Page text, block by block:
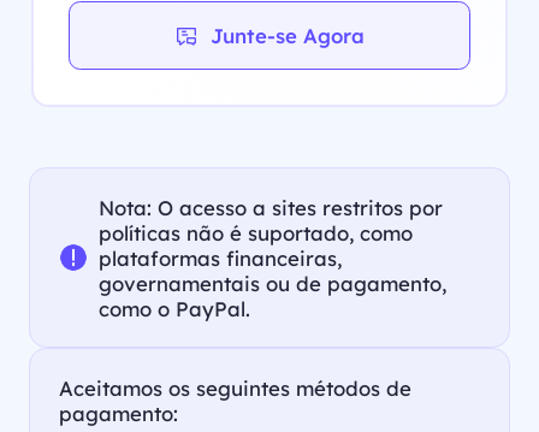
Junte-se Agora
Nota: O acesso a sites restritos por
políticas não é suportado, como
plataformas financeiras,
governamentais ou de pagamento,
como o PayPal.
Aceitamos os seguintes métodos de
pagamento: